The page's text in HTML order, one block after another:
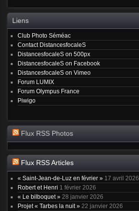
Liens
Club Photo Séméac
Contact DistancesfocaleS
DistancesfocaleS on 500px
DistancesfocaleS on Facebook
DistancesfocaleS on Vimeo
Forum LUMIX
Forum Olympus France
Piwigo
Flux RSS Photos
Flux RSS Articles
« Saint-Jean-de-Luz en février » 17 avril 2026
Robert et Henri 1 février 2026
« Le bilboquet » 28 janvier 2026
Projet « Tarbes la nuit » 22 janvier 2026